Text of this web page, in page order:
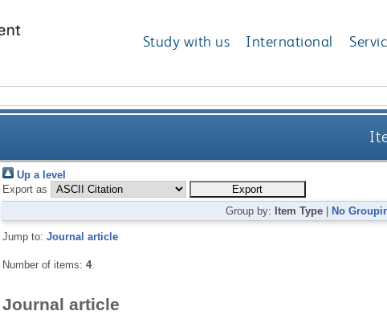
Study with us International
Up a level
Export as
Group by: Item Type No
Jump to: Journal article
Number of items: 4.
Journal article